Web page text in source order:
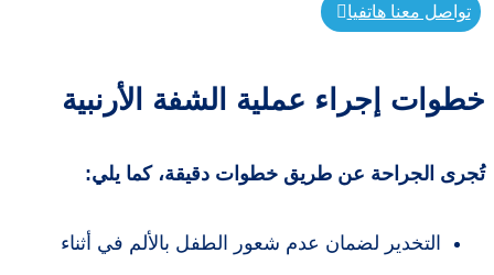
تواصل معنا هاتفيا
خطوات إجراء عملية الشفة الأرنبية
تُجرى الجراحة عن طريق خطوات دقيقة، كما يلي:
التخدير لضمان عدم شعور الطفل بالألم في أثناء